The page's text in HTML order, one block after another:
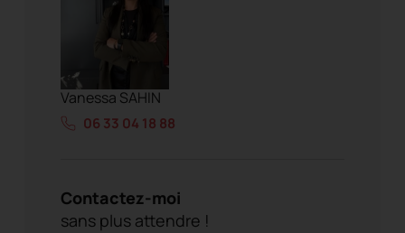
Vanessa SAHIN
06 33 04 18 88
Contactez-moi
sans plus attendre !